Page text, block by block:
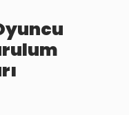
seçimi rehberi.